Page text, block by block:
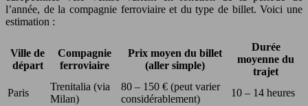
l’année, de la compagnie ferroviaire et du type de billet. Voici une
estimation :
Ville de
départ
Compagnie
ferroviaire
Prix moyen du billet
(aller simple)
Durée
moyenne du
trajet
Paris
Trenitalia (via
Milan)
80 – 150 € (peut varier
considérablement)
10 – 14 heures